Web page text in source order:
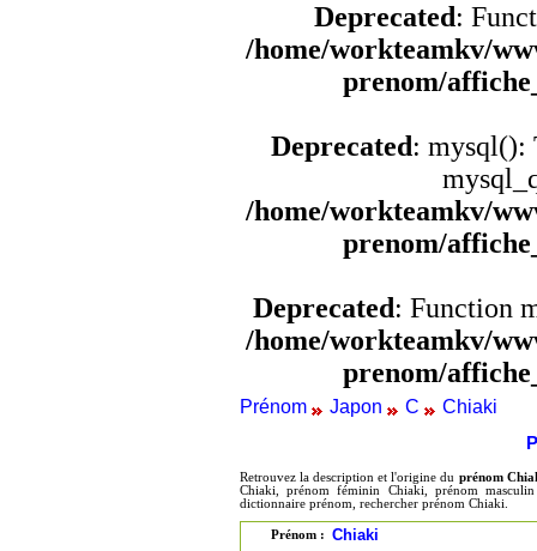
Deprecated:
/home/workteamkv/
prenom/
Deprecated: mysql():
/home/workteamkv/
prenom/
Deprecated: Function
/home/workteamkv/
prenom/
Prénom Japon C Chiaki
Retrouvez la description et l'origine du prénom
Chiaki, prénom féminin Chiaki, prénom
dictionnaire prénom, rechercher prénom Chiaki.
Prénom : Chiaki